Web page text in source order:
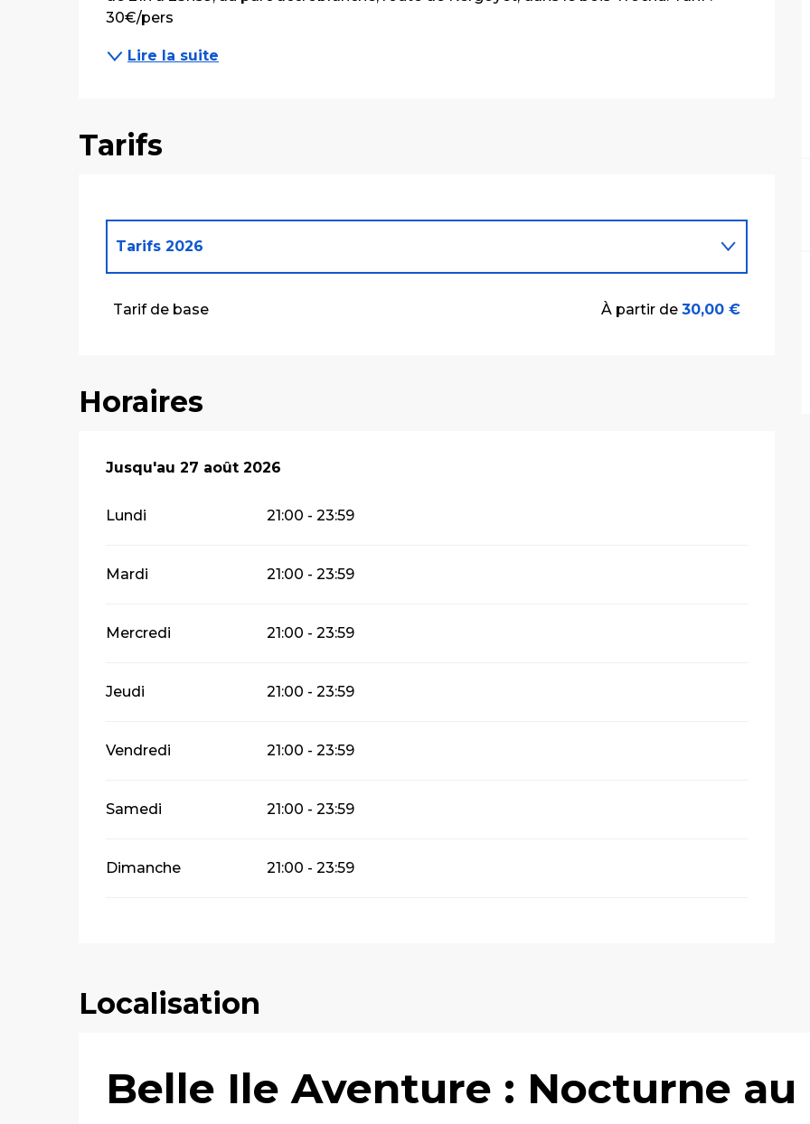
30€/pers
Lire la suite
Tarifs
Tarifs 2026
Tarif de base À partir de30,00 €
Horaires
Du6 août 2026au27 août 2026
Jusqu'au 27 août 2026
Lundi 21:00 - 23:59
Mardi 21:00 - 23:59
Mercredi 21:00 - 23:59
Jeudi 21:00 - 23:59
Vendredi 21:00 - 23:59
Samedi 21:00 - 23:59
Dimanche 21:00 - 23:59
Localisation
Belle Ile Aventure : Nocturne au